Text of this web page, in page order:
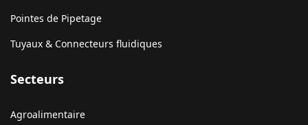
Pointes de Pipetage
Tuyaux & Connecteurs fluidiques
Secteurs
Agroalimentaire